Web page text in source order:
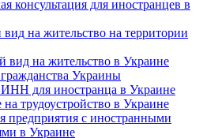
консультация для иностранцев в
на жительство на территории
вид на жительство в Украине
Украины
для иностранца в Украине
трудоустройство в Украине
предприятия с иностранными
в Украине